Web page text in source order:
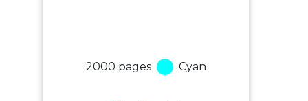
2000 pages Cyan